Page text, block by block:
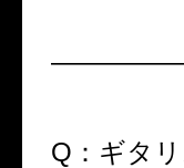
Q：ギタ